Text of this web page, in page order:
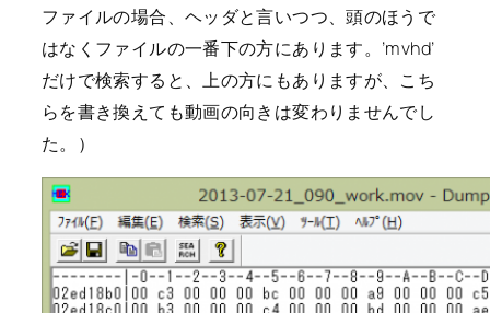
ファイルの場合、ヘッダと言いつつ、頭のほうで
はなくファイルの一番下の方にあります。’mvhd’
だけで検索すると、上の方にもありますが、こち
らを書き換えても動画の向きは変わりませんでし
た。）